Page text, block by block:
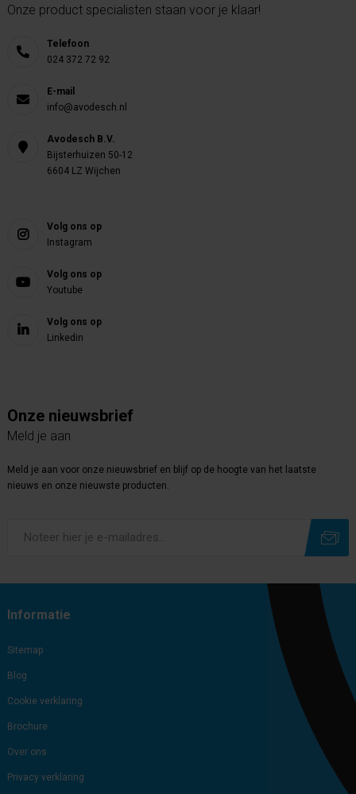
Onze product specialisten staan voor je klaar!
Telefoon
024 372 72 92
E-mail
info@avodesch.nl
Avodesch B.V.
Bijsterhuizen 50-12
6604 LZ Wijchen
Volg ons op
Instagram
Volg ons op
Youtube
Volg ons op
Linkedin
Onze nieuwsbrief
Meld je aan
Meld je aan voor onze nieuwsbrief en blijf op de hoogte van het laatste
nieuws en onze nieuwste producten.
Informatie
Sitemap
Blog
Cookie verklaring
Brochure
Over ons
Privacy verklaring